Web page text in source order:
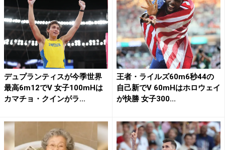
デュプランティスが今季世界
最高6m12でV 女子100mHは
カマチョ・クインがラ...
王者・ライルズ60m6秒44の
自己新でV 60mHはホロウェイ
が快勝 女子300...